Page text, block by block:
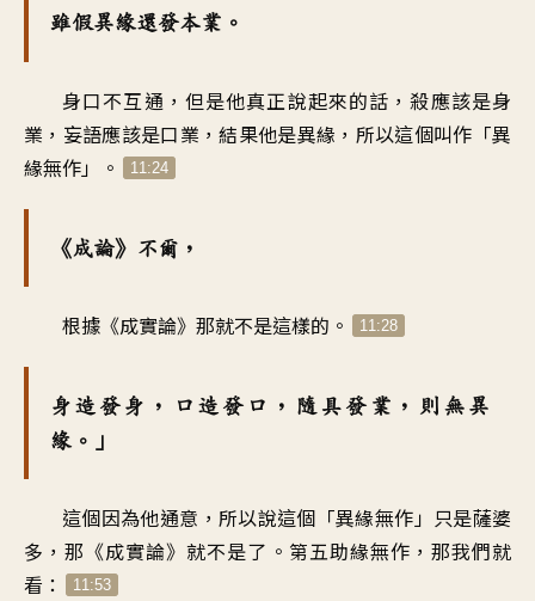
雖假異緣還發本業。
身口不互通，但是他真正說起來的話，殺應該是身
業，妄語應該是口業，結果他是異緣，所以這個叫作「異
緣無作」。
11:24
《成論》不爾，
根據《成實論》那就不是這樣的。 11:28
身造發身，口造發口，隨具發業，則無異
緣。」
這個因為他通意，所以說這個「異緣無作」只是薩婆
多，那《成實論》就不是了。第五助緣無作，那我們就
看：
11:53